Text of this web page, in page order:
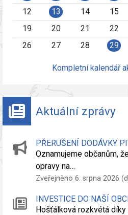
12
13 14 15
19
20 21 22
26
27 28 29
Kompletní kalendář
Aktuální zprávy
PŘERUŠENÍ DODÁVKY
Oznamujeme občanům,
opravy na…
Zveřejněno 6. srpna 2026
INVESTICE DO NAŠÍ
Hošťálková rozkvétá